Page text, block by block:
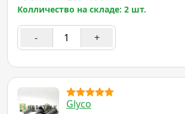
Колличество на складе: 2 шт.
- +
Glyco